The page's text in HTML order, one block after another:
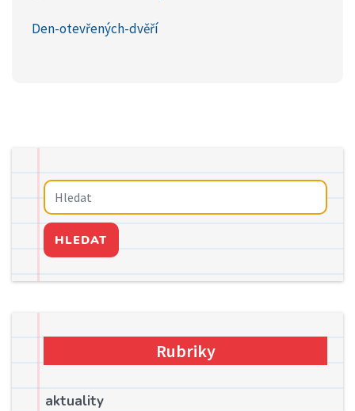
Den-otevřených-dvěří
HLEDAT
Rubriky
aktuality